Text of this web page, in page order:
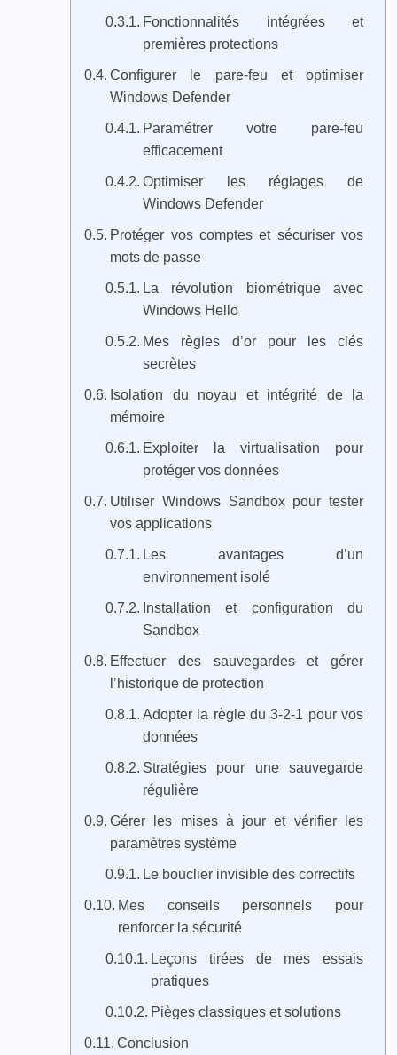
Fonctionnalités intégrées et
premières protections
Configurer le pare-feu et optimiser
Windows Defender
Paramétrer votre pare-feu
efficacement
Optimiser les réglages de
Windows Defender
Protéger vos comptes et sécuriser vos
mots de passe
La révolution biométrique avec
Windows Hello
Mes règles d’or pour les clés
secrètes
Isolation du noyau et intégrité de la
mémoire
Exploiter la virtualisation pour
protéger vos données
Utiliser Windows Sandbox pour tester
vos applications
Les avantages d’un
environnement isolé
Installation et configuration du
Sandbox
Effectuer des sauvegardes et gérer
l’historique de protection
Adopter la règle du 3-2-1 pour vos
données
Stratégies pour une sauvegarde
régulière
Gérer les mises à jour et vérifier les
paramètres système
Le bouclier invisible des correctifs
Mes conseils personnels pour
renforcer la sécurité
Leçons tirées de mes essais
pratiques
Pièges classiques et solutions
Conclusion